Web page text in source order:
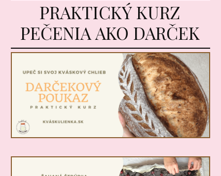
PRAKTICKÝ KURZ
PEČENIA AKO DARČEK